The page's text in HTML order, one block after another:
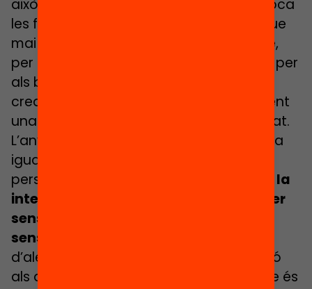
això és degut al fet que el sistema col·loca
les famílies en capses diferents, però que
mai són les adequades. Perquè, a veure,
per a qui va ser creada l’escola? Doncs per
als blancs francesos com jo. No va ser
creada per als pobres, els febles o la gent
una mica diferent, tot això és la diversitat.
L’any 2005 es va aprovar una llei sobre la
igualtat en drets i oportunitats de les
persones amb discapacitat.
La part de la
integració a l’escola ordinària es va fer
sense posar-hi recursos addicionals i
sense formar els mestres
d’aleshores no ha millorat gaire l’atenció
als alumnes amb discapacitats. Sempre és